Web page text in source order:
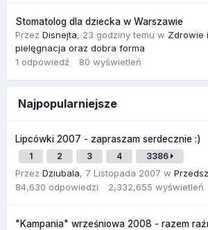
Stomatolog dla dziecka w Warszawie
Przez Disnejta, 23 godziny temu w Zdrowie i
pielęgnacja oraz dobra forma
1 odpowiedź 80 wyświetleń
Najpopularniejsze
Lipcówki 2007 - zapraszam serdecznie :)
1 2 3 4 3386
Przez Dziubala, 7 Listopada 2007 w
84,630 odpowiedzi 2,332,655 wyświetleń
"Kampania" wrześniowa 2008 - razem